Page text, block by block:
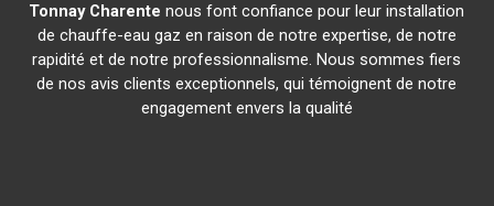
Tonnay Charente nous font confiance pour leur installation
de chauffe-eau gaz en raison de notre expertise, de notre
rapidité et de notre professionnalisme. Nous sommes fiers
de nos avis clients exceptionnels, qui témoignent de notre
engagement envers la qualité